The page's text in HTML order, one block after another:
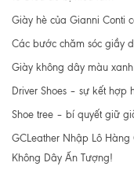
Giày hè của Gianni Conti
Các bước chăm sóc giầy
Giày không dây màu
Driver Shoes – sự kết
Shoe tree – bí quyết giữ
GCLeather Nhập Lô
Không Dây Ấn Tượng!